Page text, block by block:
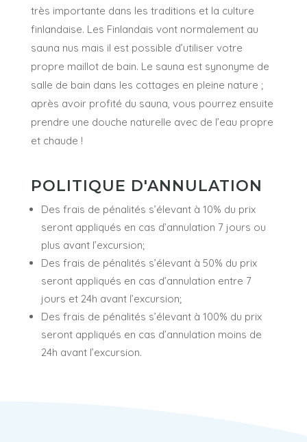
très importante dans les traditions et la culture
finlandaise. Les Finlandais vont normalement au
sauna nus mais il est possible d’utiliser votre
propre maillot de bain. Le sauna est synonyme de
salle de bain dans les cottages en pleine nature ;
après avoir profité du sauna, vous pourrez ensuite
prendre une douche naturelle avec de l’eau propre
et chaude !
POLITIQUE D'ANNULATION
Des frais de pénalités s’élevant à 10% du prix
seront appliqués en cas d’annulation 7 jours ou
plus avant l’excursion;
Des frais de pénalités s’élevant à 50% du prix
seront appliqués en cas d’annulation entre 7
jours et 24h avant l’excursion;
Des frais de pénalités s’élevant à 100% du prix
seront appliqués en cas d’annulation moins de
24h avant l’excursion.